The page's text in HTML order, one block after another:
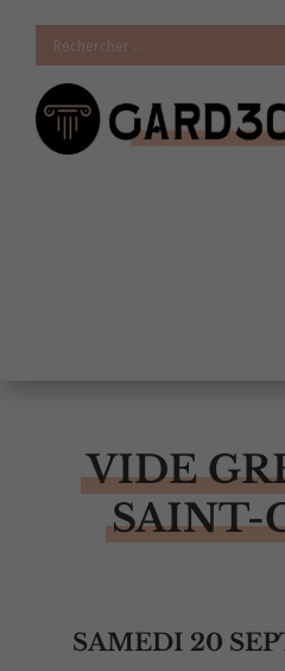
VIDE
SAINT-
SAMEDI 20